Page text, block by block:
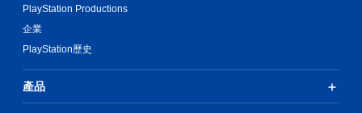
PlayStation Productions
企業
PlayStation歷史
產品